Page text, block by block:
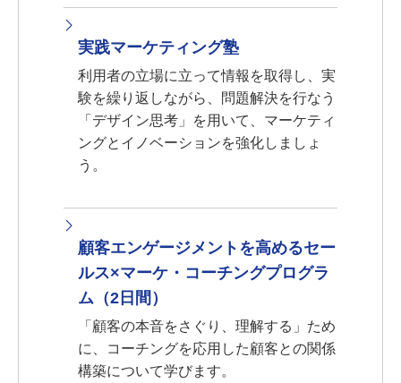
実践マーケティング塾
利用者の立場に立って情報を取得し、実
験を繰り返しながら、問題解決を行なう
「デザイン思考」を用いて、マーケティ
ングとイノベーションを強化しましょ
う。
顧客エンゲージメントを高めるセー
ルス×マーケ・コーチングプログラ
ム（2日間）
「顧客の本音をさぐり、理解する」ため
に、コーチングを応用した顧客との関係
構築について学びます。